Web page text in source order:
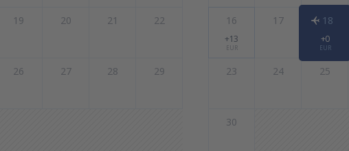
19 20 21 22
26 27 28 29
16
+13
EUR
17 18
+0
EUR
23 24 25
30